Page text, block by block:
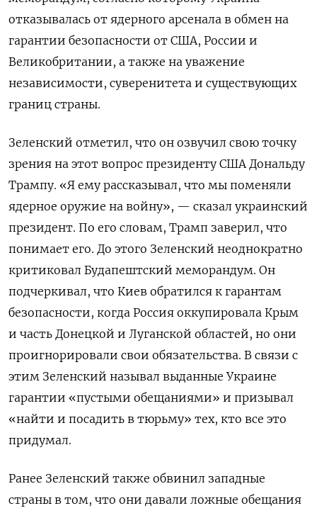
отказывалась от ядерного арсенала в обмен на
гарантии безопасности от США, России и
Великобритании, а также на уважение
независимости, суверенитета и существующих
границ страны.
Зеленский отметил, что он озвучил свою точку
зрения на этот вопрос президенту США Дональду
Трампу. «Я ему рассказывал, что мы поменяли
ядерное оружие на войну», — сказал украинский
президент. По его словам, Трамп заверил, что
понимает его. До этого Зеленский неоднократно
критиковал Будапештский меморандум. Он
подчеркивал, что Киев обратился к гарантам
безопасности, когда Россия оккупировала Крым
и часть Донецкой и Луганской областей, но они
проигнорировали свои обязательства. В связи с
этим Зеленский называл выданные Украине
гарантии «пустыми обещаниями» и призывал
«найти и посадить в тюрьму» тех, кто все это
придумал.
Ранее Зеленский также обвинил западные
страны в том, что они давали ложные обещания